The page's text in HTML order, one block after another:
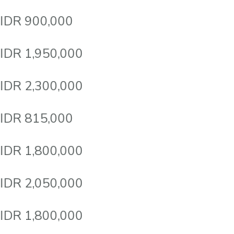
IDR 900,000
IDR 1,950,000
IDR 2,300,000
IDR 815,000
IDR 1,800,000
IDR 2,050,000
IDR 1,800,000